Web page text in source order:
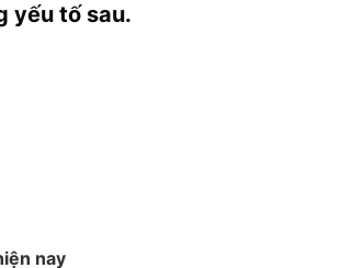
yếu tố sau.
nay